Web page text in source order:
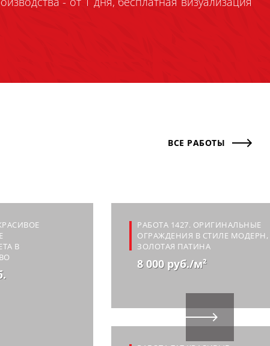
ВСЕ РАБОТЫ
В
РАБОТА 1427. ОРИГИНАЛЬНЫЕ
ОГРАЖДЕНИЯ В СТИЛЕ МОДЕРН,
ЗОЛОТАЯ ПАТИНА
8 000 руб./м²